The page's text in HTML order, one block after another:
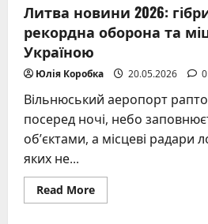
Литва новини 2026:
рекордна оборона та
Україною
Юлія Коробка 20.05.2026 0
Вільнюський аеропорт
посеред ночі, небо
об’єктами, а місцеві радари
яких не...
Read MoreRead
more